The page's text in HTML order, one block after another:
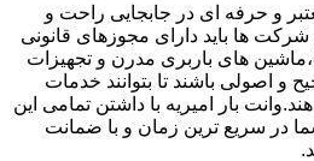
و حرفه ای در جابجایی راحت و
ها باید دارای مجوزهای قانونی
های باربری مدرن و تجهیزات
اصولی باشند تا بتوانند خدمات
بار امیریه با داشتن تمامی این
در سریع ترین زمان و با ضمانت